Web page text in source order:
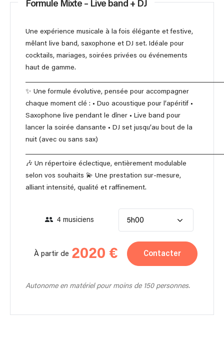
Formule Mixte – Live band + DJ
Une expérience musicale à la fois élégante et festive,
mêlant live band, saxophone et DJ set. Idéale pour
cocktails, mariages, soirées privées ou événements
haut de gamme.
✨ Une formule évolutive, pensée pour accompagner
chaque moment clé : • Duo acoustique pour l’apéritif •
Saxophone live pendant le dîner • Live band pour
lancer la soirée dansante • DJ set jusqu’au bout de la
nuit (avec ou sans sax)
🎶 Un répertoire éclectique, entièrement modulable
selon vos souhaits 💫 Une prestation sur-mesure,
alliant intensité, qualité et raffinement.
4 musiciens 5h00
À partir de 2020 € Contacter
Autonome en matériel pour moins de 150 personnes.